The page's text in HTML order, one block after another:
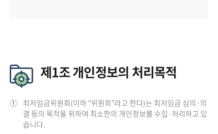
제1조 개인정보의 처리목적
① 최저임금위원회(이하 “위원회”라고 한다)는 최저임금 심의·의
결 등의 목적을 위하여 최소한의 개인정보를 수집·처리하고 있
습니다.